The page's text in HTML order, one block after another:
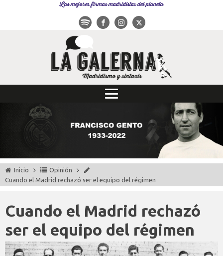
Las mejores firmas madridistas del planeta
Inicio
Opinión
Cuando el Madrid rechazó ser el equipo del régimen
Cuando el Madrid rechazó
ser el equipo del régimen